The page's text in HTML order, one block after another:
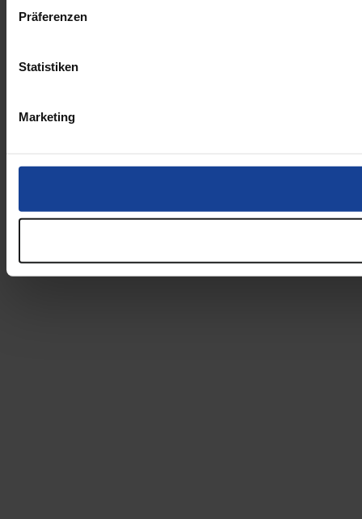
Präferenzen
Statistiken
Marketing